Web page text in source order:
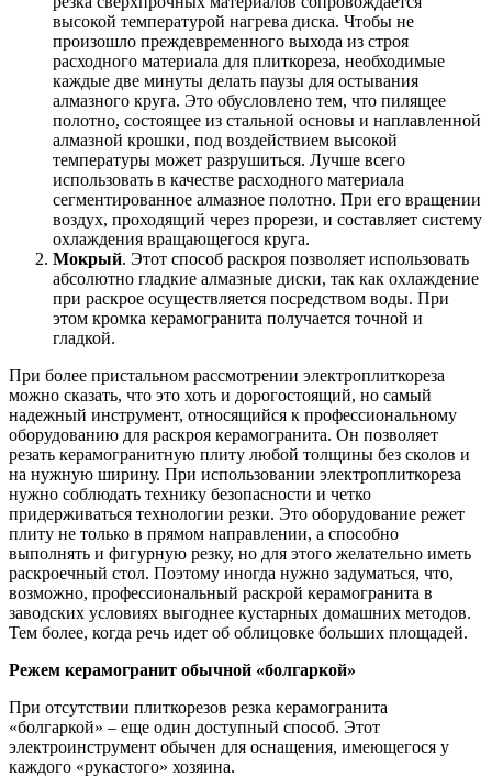
высокой температурой нагрева диска. Чтобы не
произошло преждевременного выхода из строя
расходного материала для плиткореза, необходимые
каждые две минуты делать паузы для остывания
алмазного круга. Это обусловлено тем, что пилящее
полотно, состоящее из стальной основы и наплавленной
алмазной крошки, под воздействием высокой
температуры может разрушиться. Лучше всего
использовать в качестве расходного материала
сегментированное алмазное полотно. При его вращении
воздух, проходящий через прорези, и составляет систему
охлаждения вращающегося круга.
Мокрый. Этот способ раскроя позволяет использовать
абсолютно гладкие алмазные диски, так как охлаждение
при раскрое осуществляется посредством воды. При
этом кромка керамогранита получается точной и
гладкой.
При более пристальном рассмотрении электроплиткореза
можно сказать, что это хоть и дорогостоящий, но самый
надежный инструмент, относящийся к профессиональному
оборудованию для раскроя керамогранита. Он позволяет
резать керамогранитную плиту любой толщины без сколов и
на нужную ширину. При использовании электроплиткореза
нужно соблюдать технику безопасности и четко
придерживаться технологии резки. Это оборудование режет
плиту не только в прямом направлении, а способно
выполнять и фигурную резку, но для этого желательно иметь
раскроечный стол. Поэтому иногда нужно задуматься, что,
возможно, профессиональный раскрой керамогранита в
заводских условиях выгоднее кустарных домашних методов.
Тем более, когда речь идет об облицовке больших площадей.
Режем керамогранит обычной «болгаркой»
При отсутствии плиткорезов резка керамогранита
«болгаркой» – еще один доступный способ. Этот
электроинструмент обычен для оснащения, имеющегося у
каждого «рукастого» хозяина.